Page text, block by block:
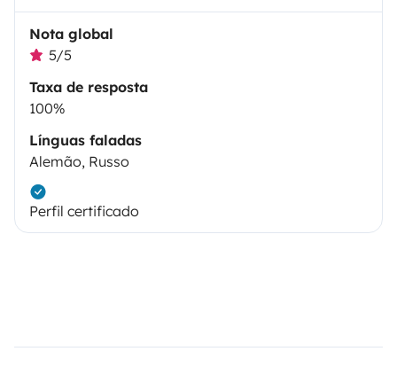
Nota global
5/5
Taxa de resposta
100%
Línguas faladas
Alemão, Russo
Perfil certificado